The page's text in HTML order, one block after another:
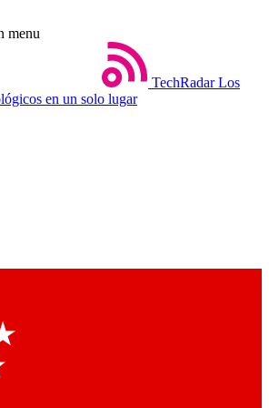
menu
TechRadar Los
en un solo lugar